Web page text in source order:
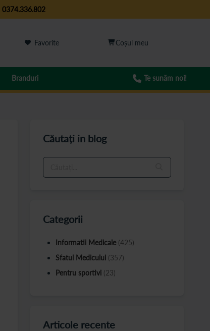
0374.336.802
Favorite
Branduri Te sunăm noi!
Căutați in blog
Categorii
Informatii Medicale (425)
Sfatul Medicului (357)
Pentru sportivi (23)
Articole recente